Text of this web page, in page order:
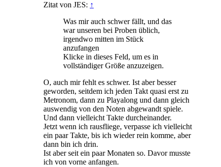
Zitat von JES: ↑
Was mir auch schwer fällt, und das
war unseren bei Proben üblich,
irgendwo mitten im Stück
anzufangen
Klicke in dieses Feld, um es in
vollständiger Größe anzuzeigen.
O, auch mir fehlt es schwer. Ist aber besser
geworden, seitdem ich jeden Takt quasi erst zu
Metronom, dann zu Playalong und dann gleich
auswendig von den Noten abgewandt spiele.
Und dann vielleicht Takte durcheinander.
Jetzt wenn ich rausfliege, verpasse ich vielleicht
ein paar Takte, bis ich wieder rein komme, aber
dann bin ich drin.
Ist aber seit ein paar Monaten so. Davor musste
ich von vorne anfangen.